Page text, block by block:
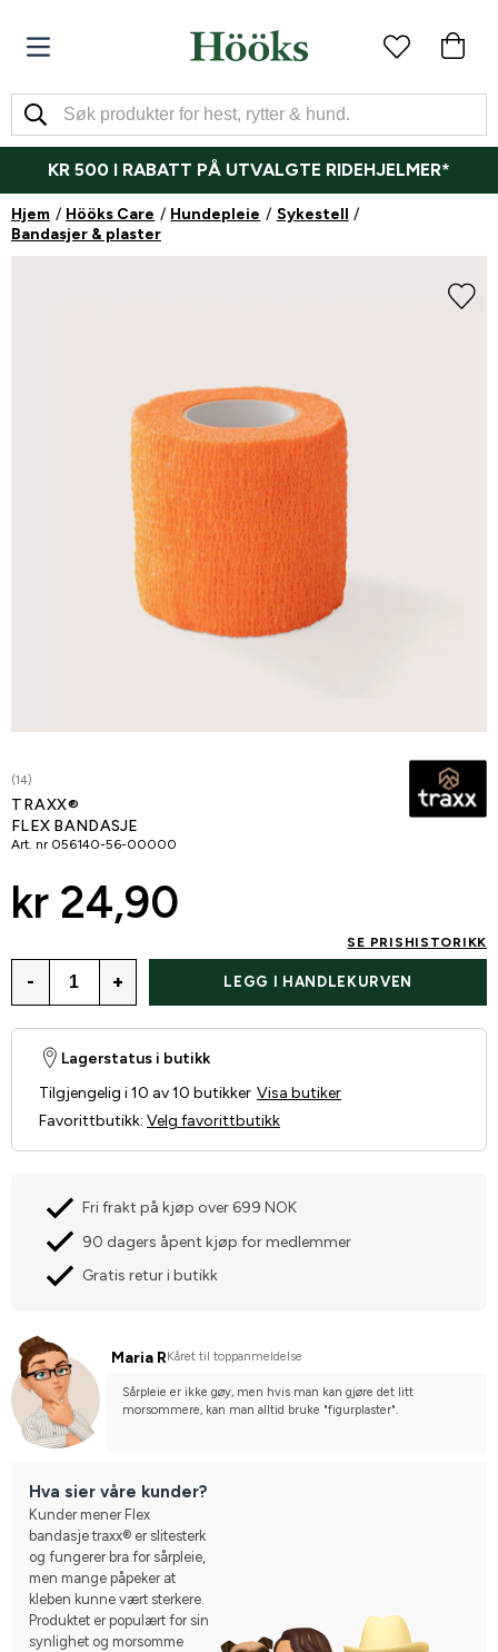
KR 500 I RABATT PÅ UTVALGTE RIDEHJELMER*
Hjem Hööks Care Hundepleie
Sykestell
Bandasjer & plaster
(14)
TRAXX®
FLEX BANDASJE
Art. nr 056140-56-00000
kr 24,90
SE PRISHISTORIKK
- + LEGG I HANDLEKURVEN
Lagerstatus i butikk
Tilgjengelig i 10 av 10 butikker Visa butiker
Favorittbutikk: Velg favorittbutikk
Fri frakt på kjøp over 699 NOK
90 dagers åpent kjøp for medlemmer
Gratis retur i butikk
Maria RKåret til toppanmeldelse
Sårpleie er ikke gøy, men hvis man kan gjøre det litt
morsommere, kan man alltid bruke "figurplaster".
Hva sier våre kunder?
Kunder mener Flex
bandasje traxx® er slitesterk
og fungerer bra for sårpleie,
men mange påpeker at
kleben kunne vært sterkere.
Produktet er populært for sin
synlighet og morsomme